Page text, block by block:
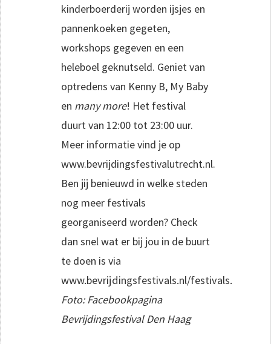
kinderboerderij worden ijsjes en
pannenkoeken gegeten,
workshops gegeven en een
heleboel geknutseld. Geniet van
optredens van Kenny B, My Baby
en many more! Het festival
duurt van 12:00 tot 23:00 uur.
Meer informatie vind je op
www.bevrijdingsfestivalutrecht.nl.
Ben jij benieuwd in welke steden
nog meer festivals
georganiseerd worden? Check
dan snel wat er bij jou in de buurt
te doen is via
www.bevrijdingsfestivals.nl/festivals.
Foto: Facebookpagina
Bevrijdingsfestival Den Haag